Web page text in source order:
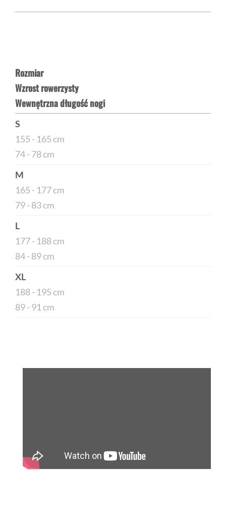
Rozmiar
Wzrost rowerzysty
Wewnętrzna długość nogi
S
155 - 165 cm
74 - 78 cm
M
165 - 177 cm
79 - 83 cm
L
177 - 188 cm
84 - 89 cm
XL
188 - 195 cm
89 - 91 cm